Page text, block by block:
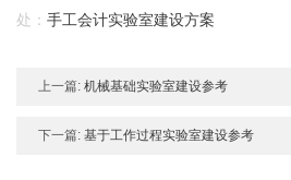
处：手工会计实验室建设方案
上一篇: 机械基础实验室建设参考
下一篇: 基于工作过程实验室建设参考